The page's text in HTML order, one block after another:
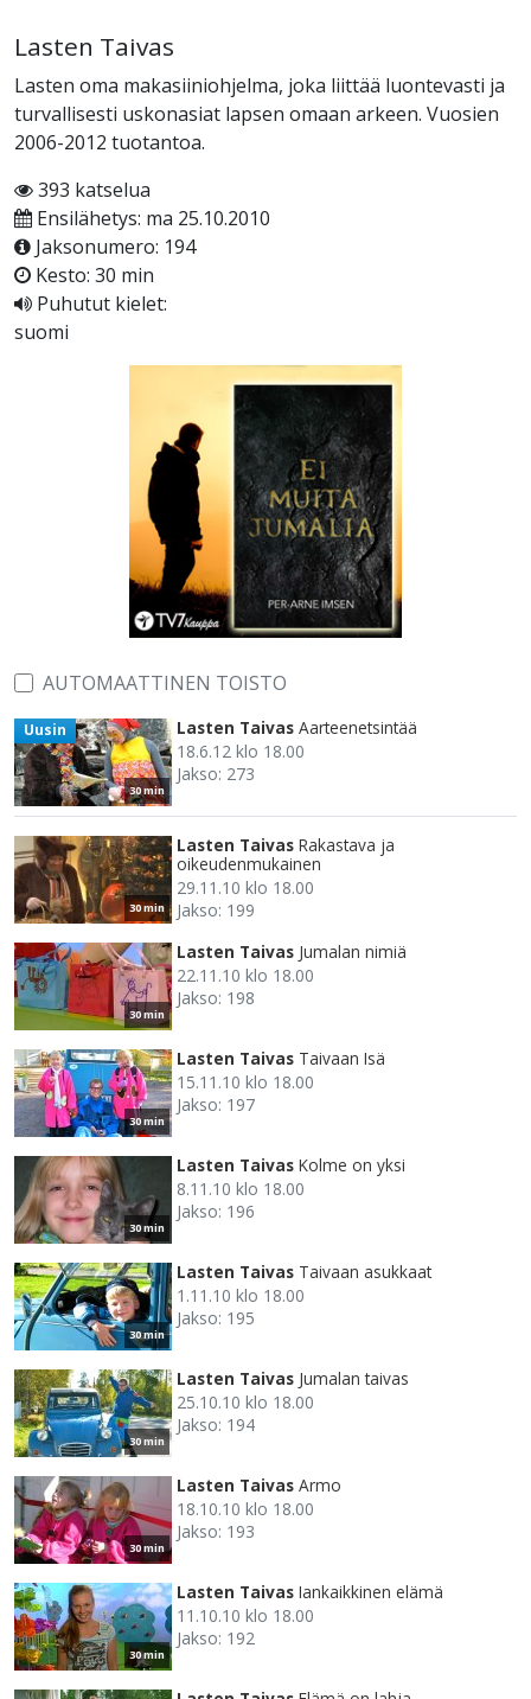
Lasten Taivas
Lasten oma makasiiniohjelma, joka liittää luontevasti ja
turvallisesti uskonasiat lapsen omaan arkeen. Vuosien
2006-2012 tuotantoa.
393 katselua
Ensilähetys: ma 25.10.2010
Jaksonumero: 194
Kesto: 30 min
Puhutut kielet:
suomi
AUTOMAATTINEN TOISTO
30 min
Uusin Lasten Taivas Aarteenetsintää
18.6.12 klo 18.00
Jakso: 273
30 min
Lasten Taivas Rakastava ja
oikeudenmukainen
29.11.10 klo 18.00
Jakso: 199
30 min
Lasten Taivas Jumalan nimiä
22.11.10 klo 18.00
Jakso: 198
30 min
Lasten Taivas Taivaan Isä
15.11.10 klo 18.00
Jakso: 197
30 min
Lasten Taivas Kolme on yksi
8.11.10 klo 18.00
Jakso: 196
30 min
Lasten Taivas Taivaan asukkaat
1.11.10 klo 18.00
Jakso: 195
30 min
Lasten Taivas Jumalan taivas
25.10.10 klo 18.00
Jakso: 194
30 min
Lasten Taivas Armo
18.10.10 klo 18.00
Jakso: 193
30 min
Lasten Taivas Iankaikkinen elämä
11.10.10 klo 18.00
Jakso: 192